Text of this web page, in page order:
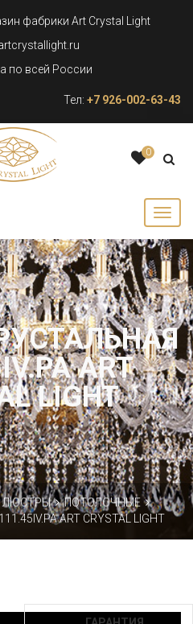
фабрики Art Crystal Light
по всей России
Тел: +7 926-002-63-43
0
ART
LIGHT
ЛЮСТРЫ
ПОТОЛОЧНЫЕ
ART CRYSTAL LIGHT